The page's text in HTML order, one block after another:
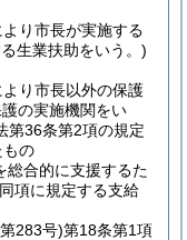
り市長が実施する
生業扶助をいう。)
り市長以外の保護
の実施機関をい
第36条第2項の規定
もの
総合的に支援するた
項に規定する支給
283号)第18条第1項